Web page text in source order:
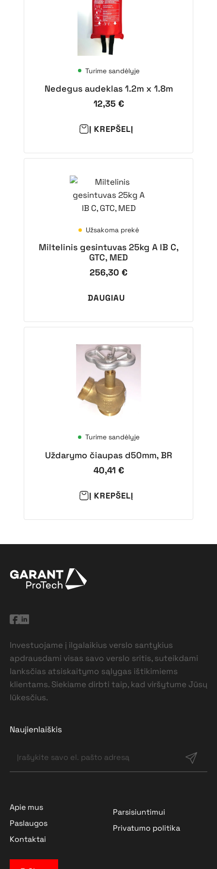
Turime sandėlyje
Nedegus audeklas 1.2m x 1.8m
12,35 €
Į KREPŠELĮ
Užsakoma prekė
Miltelinis gesintuvas 25kg A IB C,
GTC, MED
256,30 €
DAUGIAU
Turime sandėlyje
Uždarymo čiaupas d50mm, BR
40,41 €
Į KREPŠELĮ
Investuojame į ilgalaikius verslo santykius
apdrausdami visas savo verslo sritis, suteikdami
lanksčias atsiskaitymo sąlygas ištikimiems
klientams. Siekiame dirbti taip, kad viršytume Jūsų
lūkesčius.
Naujienlaiškis
Apie mus
Paslaugos
Kontaktai
Parsisiuntimui
Privatumo politika